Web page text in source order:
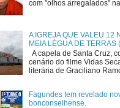
com "olhos arregalados" na
A IGREJA QUE VALEU 12
MEIA LÉGUA DE TERRAS
A capela de Santa Cruz,
cenário do filme Vidas
literária de Graciliano
Fagundes tem revelado
bonconselhense.